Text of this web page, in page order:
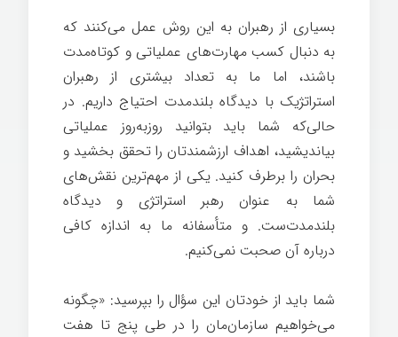
بسیاری از رهبران به این روش عمل می‌کنند که
به دنبال کسب مهارت‌های عملیاتی و کوتاه‌مدت
باشند، اما ما به تعداد بیشتری از رهبران
استراتژیک با دیدگاه بلندمدت احتیاج داریم. در
حالی‌که شما باید بتوانید روزبه‌روز عملیاتی
بیاندیشید، اهداف ارزشمندتان را تحقق بخشید و
بحران را برطرف کنید. یکی از مهم‌ترین نقش‌های
شما به عنوان رهبر استراتژی و دیدگاه
بلندمدت‌ست. و متأسفانه ما به اندازه کافی
درباره آن صحبت نمی‌کنیم.
شما باید از خودتان این سؤال را بپرسید: «چگونه
می‌خواهیم سازمان‌مان را در طی پنج تا هفت